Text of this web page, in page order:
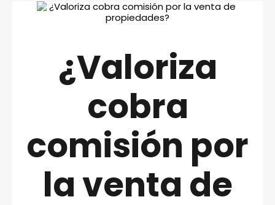
¿Valoriza
cobra
comisión por
la venta de